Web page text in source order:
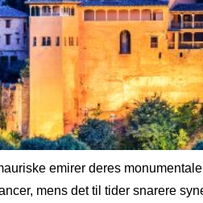
emirer deres
mens det til tider snarere